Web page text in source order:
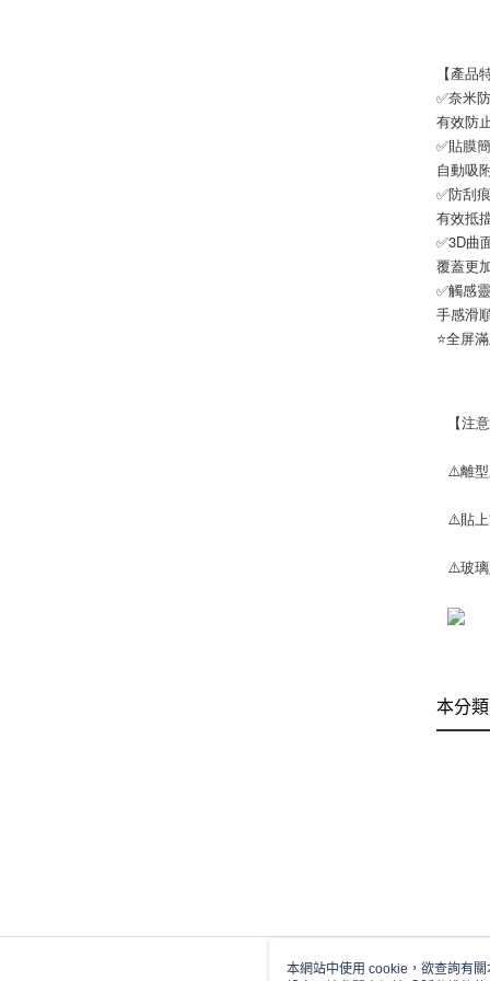
【產品
✅奈米
有效防
✅貼膜
自動吸
✅防刮
有效抵
✅3D曲
覆蓋更
✅觸感
手感滑
⭐全屏
【注
⚠️離型
⚠️貼上
⚠️玻璃
本分
本網站中使用 cookie，欲查詢有